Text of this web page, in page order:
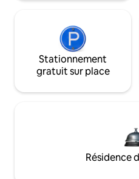
Stationnement
gratuit sur place
Résidence